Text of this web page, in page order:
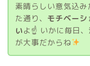
素晴らしい意気込み
た通り、 モチベー
いよ☝ いかに毎日
が大事だからね